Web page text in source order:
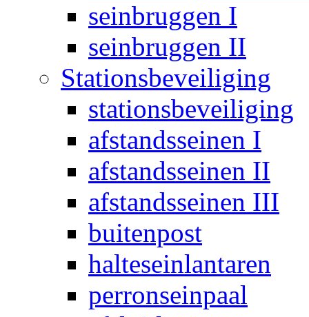
seinbruggen I
seinbruggen II
Stationsbeveiliging
stationsbeveiliging
afstandsseinen I
afstandsseinen II
afstandsseinen III
buitenpost
halteseinlantaren
perronseinpaal